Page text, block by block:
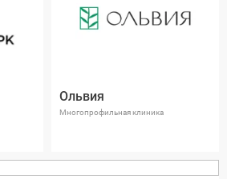
Ольвия
Многопрофильная клиника